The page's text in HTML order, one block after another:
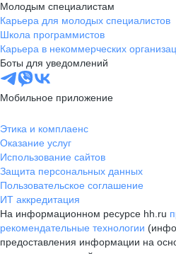
Молодым специалистам
Карьера для молодых специалистов
Школа программистов
Карьера в некоммерческих
Боты для уведомлений
Мобильное приложение
Этика и комплаенс
Оказание услуг
Использование сайтов
Защита персональных данных
Пользовательское соглашение
ИТ аккредитация
На информационном ресурсе hh.ru
рекомендательные технологии
предоставления информации на